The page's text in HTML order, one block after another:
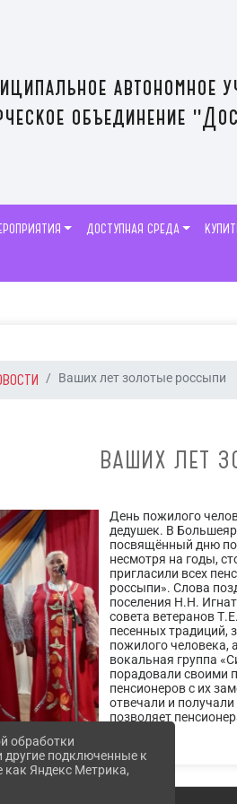
автономное
объединение
ДОСТУПНАЯ СРЕДА
Ваших лет золотые россыпи
ВАШИХ ЛЕТ
День пожилого
дедушек. В
посвящённый дню
несмотря на годы,
пригласили всех
россыпи». Слова
поселения Н.Н.
совета ветеранов
песенных традиций,
пожилого человека,
вокальная группа
порадовали своими
пенсионеров с их
отвечали и
позволяет
обработки
другие подключенные к
как Яндекс Метрика,